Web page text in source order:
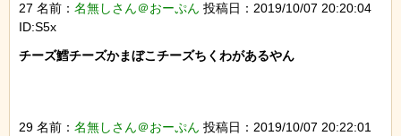
27 名前： 名無しさん＠おーぷん 投稿日：2019/10/07 20:20:04
ID:S5x
チーズ鱈チーズかまぼこチーズちくわがあるやん
29 名前： 名無しさん＠おーぷん 投稿日：2019/10/07 20:22:01